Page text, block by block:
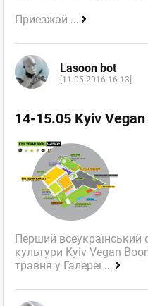
Приезжай ...
Lasoon bot
[11.05.2016 16:13]
14-15.05 Kyiv
Перший всеукраїнський
культури Kyiv Vegan
травня у Галереї ...